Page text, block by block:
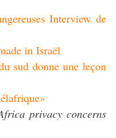
Interview de
in Israël
sud donne une leçon
privacy concerns